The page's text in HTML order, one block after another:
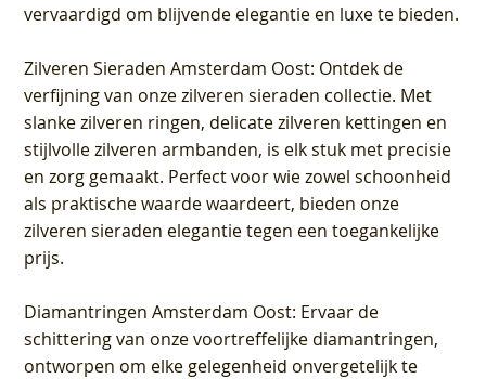
vervaardigd om blijvende elegantie en luxe te bieden.
Zilveren Sieraden Amsterdam Oost: Ontdek de
verfijning van onze zilveren sieraden collectie. Met
slanke zilveren ringen, delicate zilveren kettingen en
stijlvolle zilveren armbanden, is elk stuk met precisie
en zorg gemaakt. Perfect voor wie zowel schoonheid
als praktische waarde waardeert, bieden onze
zilveren sieraden elegantie tegen een toegankelijke
prijs.
Diamantringen Amsterdam Oost: Ervaar de
schittering van onze voortreffelijke diamantringen,
ontworpen om elke gelegenheid onvergetelijk te